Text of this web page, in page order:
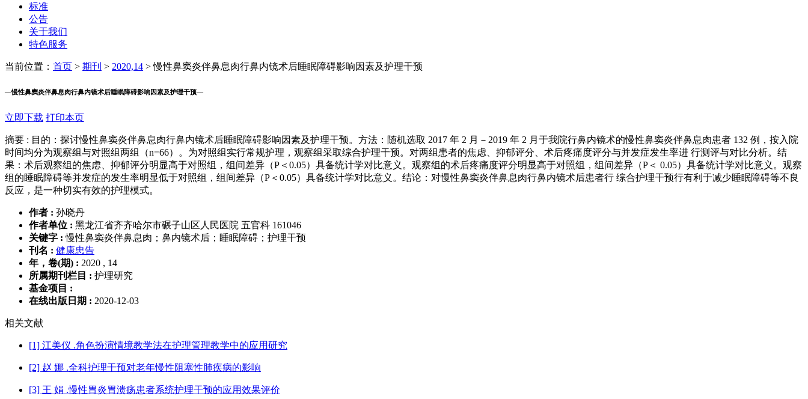
标准
公告
关于我们
特色服务
当前位置： 首页 > 期刊 > 2020,14 > 慢性鼻窦炎伴鼻息肉行鼻内镜术后睡眠障碍影响因素及护理干预
—慢性鼻窦炎伴鼻息肉行鼻内镜术后睡眠障碍影响因素及护理干预—
立即下载 打印本页
摘要 : 目的：探讨慢性鼻窦炎伴鼻息肉行鼻内镜术后睡眠障碍影响因素及护理干预。方法：随机选取 2017 年 2 月－2019 年 2 月于我院行鼻内镜术的慢性鼻窦炎伴鼻息肉患者 132 例，按入院
时间均分为观察组与对照组两组（n=66）。为对照组实行常规护理，观察组采取综合护理干预。对两组患者的焦虑、抑郁评分、术后疼痛度评分与并发症发生率进 行测评与对比分析。结
果：术后观察组的焦虑、抑郁评分明显高于对照组，组间差异（P＜0.05）具备统计学对比意义。观察组的术后疼痛度评分明显高于对照组，组间差异（P＜ 0.05）具备统计学对比意义。观察
组的睡眠障碍等并发症的发生率明显低于对照组，组间差异（P＜0.05）具备统计学对比意义。结论：对慢性鼻窦炎伴鼻息肉行鼻内镜术后患者行 综合护理干预行有利于减少睡眠障碍等不良
反应，是一种切实有效的护理模式。
作者 : 孙晓丹
作者单位 : 黑龙江省齐齐哈尔市碾子山区人民医院 五官科 161046
关键字 :慢性鼻窦炎伴鼻息肉；鼻内镜术后；睡眠障碍；护理干预
刊名 : 健康忠告
年，卷(期) : 2020 , 14
所属期刊栏目 : 护理研究
基金项目 :
在线出版日期 : 2020-12-03
相关文献
[1] 江美仪 .角色扮演情境教学法在护理管理教学中的应用研究
[2] 赵 娜 .全科护理干预对老年慢性阻塞性肺疾病的影响
[3] 王 娟 .慢性胃炎胃溃疡患者系统护理干预的应用效果评价